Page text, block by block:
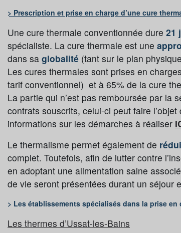
> Prescription et prise en charge d’une cure
Une cure thermale conventionnée dure 21
spécialiste. La cure thermale est une
dans sa globalité (tant sur le plan
Les cures thermales sont prises en
tarif conventionnel) et à 65% de la cure
La partie qui n’est pas remboursée par la
contrats souscrits, celui-ci peut faire l’objet
informations sur les démarches à réaliser
Le thermalisme permet également de
complet. Toutefois, afin de lutter contre
en adoptant une alimentation saine
de vie seront présentées durant un séjour
> Les établissements spécialisés dans la prise
Les thermes d’Ussat-les-Bains